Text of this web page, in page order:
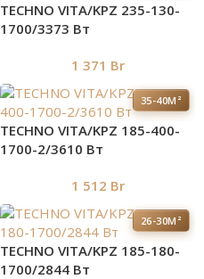
TECHNO VITA/KPZ 235-130-
1700/3373 Вт
1 371 Br
35-40М²
TECHNO VITA/KPZ 185-400-
1700-2/3610 Вт
1 512 Br
26-30М²
TECHNO VITA/KPZ 185-180-
1700/2844 Вт